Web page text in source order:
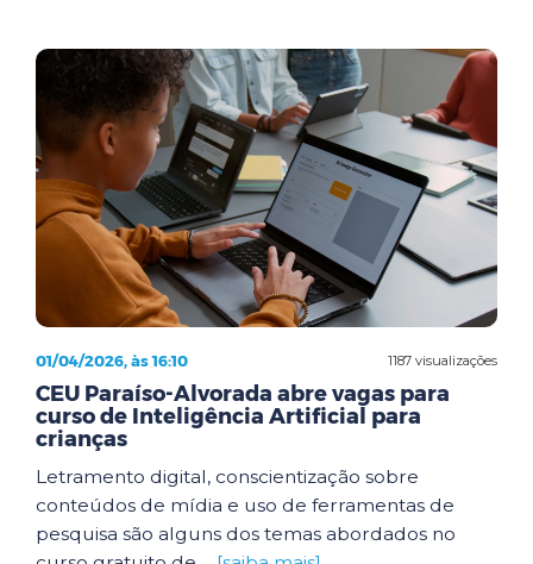
1187 visualizações
01/04/2026, às 16:10
CEU Paraíso-Alvorada abre vagas para
curso de Inteligência Artificial para
crianças
Letramento digital, conscientização sobre
conteúdos de mídia e uso de ferramentas de
pesquisa são alguns dos temas abordados no